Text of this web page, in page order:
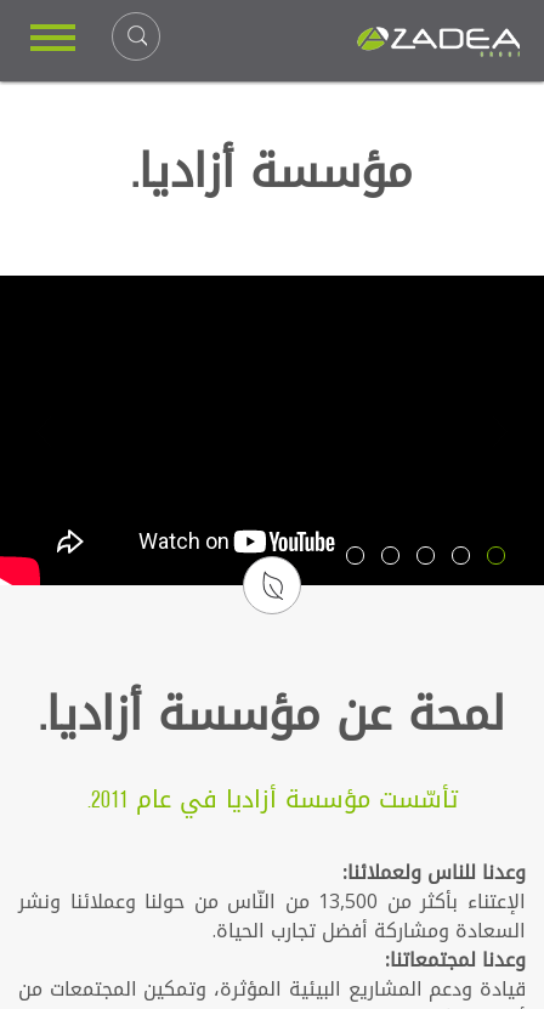
مؤسسة أزاديا.
لمحة عن مؤسسة أزاديا.
تأسّست مؤسسة أزاديا في عام 2011.
وعدنا للناس ولعملائنا:
الإعتناء بأكثر من 13,500 من النّاس من حولنا وعملائنا ونشر
السعادة ومشاركة أفضل تجارب الحياة.
وعدنا لمجتمعاتنا:
قيادة ودعم المشاريع البيئية المؤثرة، وتمكين المجتمعات من